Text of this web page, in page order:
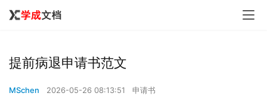
提前病退申请书范文
MSchen 2026-05-26 08:13:51 申请书